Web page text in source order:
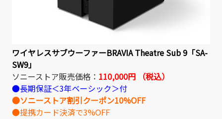
ワイヤレスサブウーファーBRAVIA Theatre Sub 9「SA-
SW9」
ソニーストア販売価格： 110,000円 （税込）
●長期保証＜3年ベーシック＞付
●ソニーストア割引クーポン10%OFF
●提携カード決済で3%OFF